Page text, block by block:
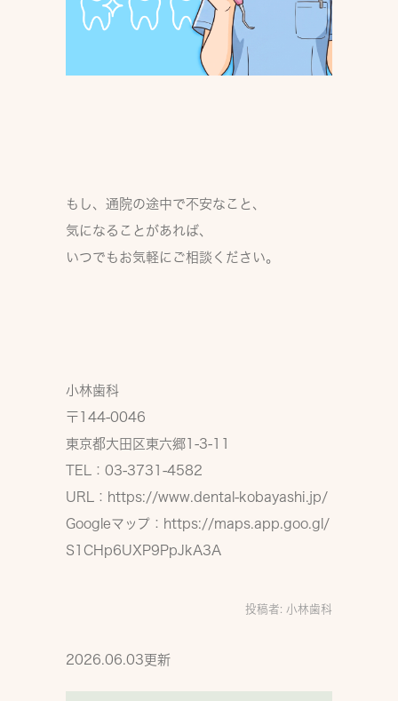
もし、通院の途中で不安なこと、
気になることがあれば、
いつでもお気軽にご相談ください。
小林歯科
〒144-0046
東京都大田区東六郷1-3-11
TEL：03-3731-4582
URL： https://www.dental-kobayashi.jp/
Googleマップ： https://maps.app.goo.gl/
S1CHp6UXP9PpJkA3A
投稿者: 小林歯科
2026.06.03更新